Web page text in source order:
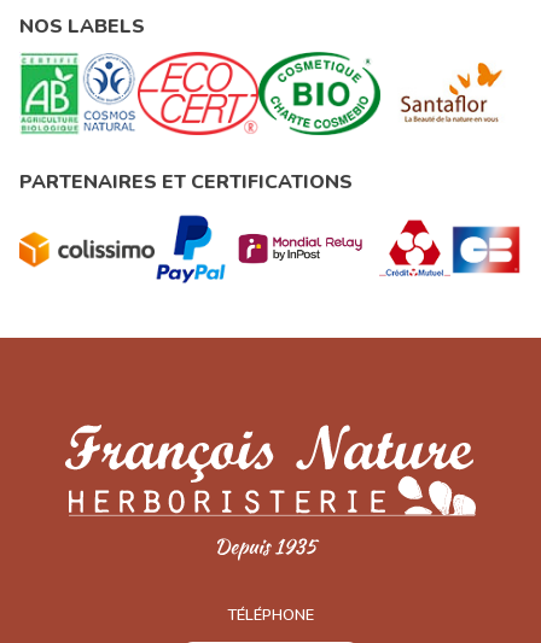
NOS LABELS
PARTENAIRES ET CERTIFICATIONS
TÉLÉPHONE